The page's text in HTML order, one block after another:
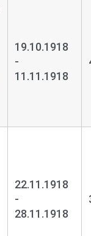
19.10.1918
-
11.11.1918
22.11.1918
-
28.11.1918